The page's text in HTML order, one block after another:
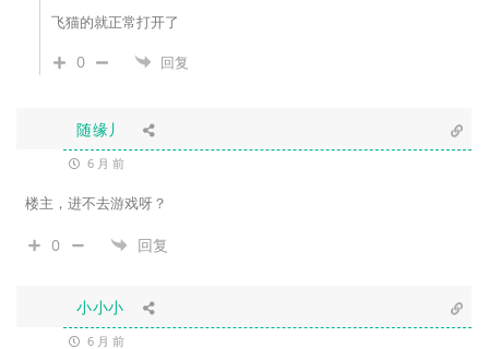
飞猫的就正常打开了
0 回复
随缘丿
6 月 前
楼主，进不去游戏呀？
0 回复
小小小
6 月 前